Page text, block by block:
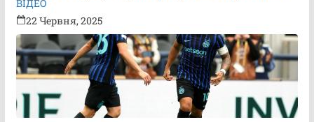
ВІДЕО
22 Червня, 2025